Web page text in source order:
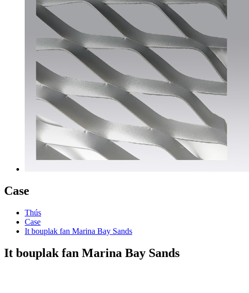
Case
Thús
Case
It bouplak fan Marina Bay Sands
It bouplak fan Marina Bay Sands